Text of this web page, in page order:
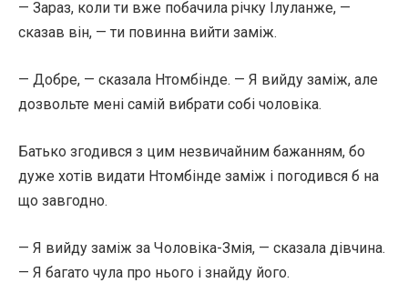
— Зараз, коли ти вже побачила річку Ілуланже, —
сказав він, — ти повинна вийти заміж.
— Добре, — сказала Нтомбінде. — Я вийду заміж, але
дозвольте мені самій вибрати собі чоловіка.
Батько згодився з цим незвичайним бажанням, бо
дуже хотів видати Нтомбінде заміж і погодився б на
що завгодно.
— Я вийду заміж за Чоловіка-Змія, — сказала дівчина.
— Я багато чула про нього і знайду його.